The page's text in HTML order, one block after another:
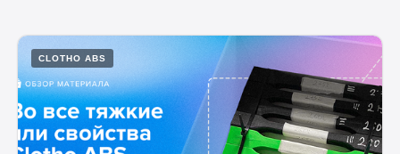
CLOTHO ABS